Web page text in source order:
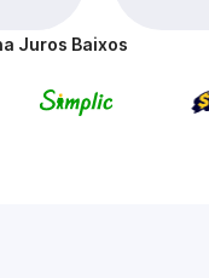
Juros Baixos